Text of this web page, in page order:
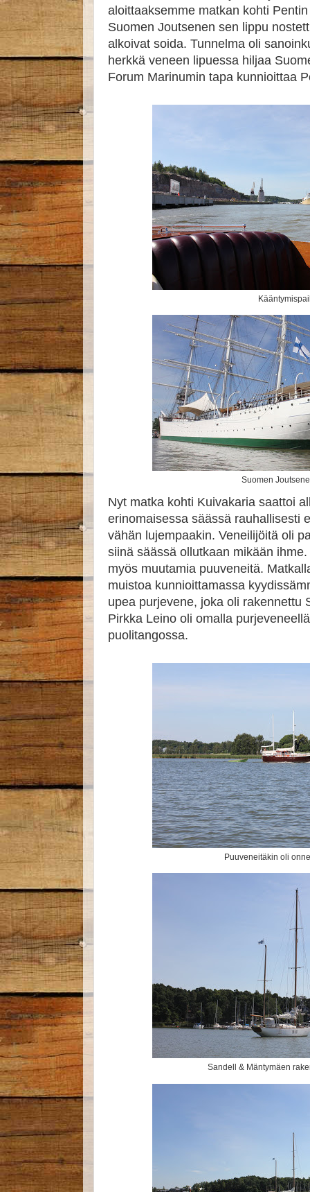
aloittaaksemme matkan kohti
Suomen Joutsenen sen lippu
alkoivat soida. Tunnelma oli
herkkä veneen lipuessa hiljaa
Forum Marinumin tapa kunnioittaa
Suomen
Nyt matka kohti Kuivakaria saattoi
erinomaisessa säässä rauhallisesti
vähän lujempaakin. Veneilijöitä oli
siinä säässä ollutkaan mikään
myös muutamia puuveneitä.
muistoa kunnioittamassa
upea purjevene, joka oli rakennettu
Pirkka Leino oli omalla
puolitangossa.
Puuveneitäkin oli
Sandell & Mäntymäen